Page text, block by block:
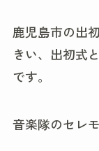
鹿児島市の出
きい、出初式
です。
音楽隊のセレ